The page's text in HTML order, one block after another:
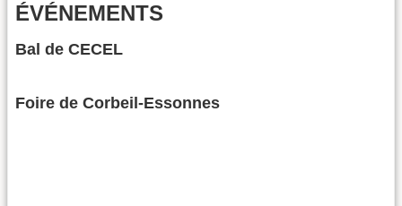
ÉVÉNEMENTS
Bal de CECEL
Foire de Corbeil-Essonnes